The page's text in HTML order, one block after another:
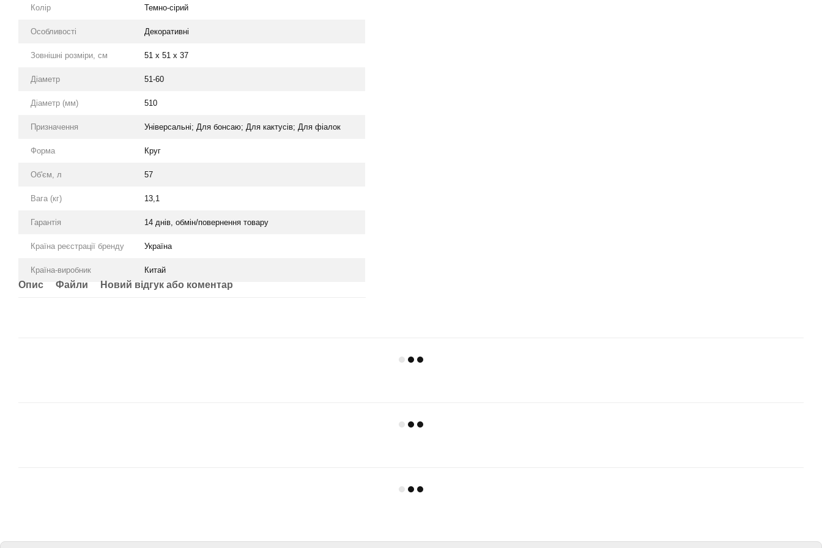
Колір Темно-сірий
Особливості Декоративні
Зовнішні розміри, см 51 x 51 x 37
Діаметр 51-60
Діаметр (мм) 510
Призначення Універсальні; Для бонсаю; Для кактусів; Для фіалок
Форма Круг
Об'єм, л 57
Вага (кг) 13,1
Гарантія 14 днів, обмін/повернення товару
Країна реєстрації бренду Україна
Країна-виробник Китай
Опис Файли Новий відгук або коментар